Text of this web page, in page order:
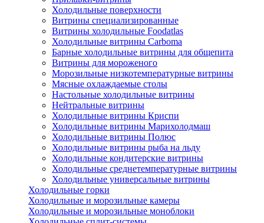
Холодильные поверхности
Витрины специализированные
Витрины холодильные Foodatlas
Холодильные витрины Carboma
Барные холодильные витрины для общепита
Витрины для мороженого
Морозильные низкотемпературные витрины
Мясные охлаждаемые столы
Настольные холодильные витрины
Нейтральные витрины
Холодильные витрины Криспи
Холодильные витрины Марихолодмаш
Холодильные витрины Полюс
Холодильные витрины рыба на льду
Холодильные кондитерские витрины
Холодильные среднетемпературные витрины
Холодильные универсальные витрины
Холодильные горки
Холодильные и морозильные камеры
Холодильные и морозильные моноблоки